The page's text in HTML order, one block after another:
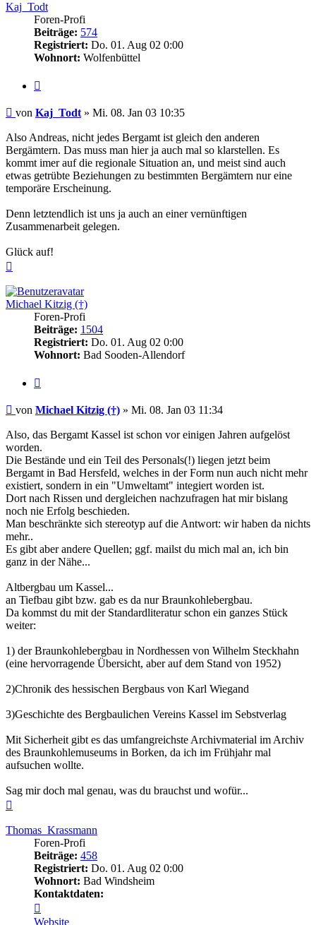
Kaj_Todt
Foren-Profi
Beiträge: 574
Registriert: Do. 01. Aug 02 0:00
Wohnort: Wolfenbüttel
Beitrag
von Kaj_Todt » Mi. 08. Jan 03 10:35
Also Andreas, nicht jedes Bergamt ist gleich den anderen
Bergämtern. Das muss man hier ja auch mal so klarstellen. Es
kommt imer auf die regionale Situation an, und meist sind auch
etwas getrübte Beziehungen zu bestimmten Bergämtern nur eine
temporäre Erscheinung.
Denn letztendlich ist uns ja auch an einer vernünftigen
Zusammenarbeit gelegen.
Glück auf!
Michael Kitzig (†)
Foren-Profi
Beiträge: 1504
Registriert: Do. 01. Aug 02 0:00
Wohnort: Bad Sooden-Allendorf
Beitrag
von Michael Kitzig (†) » Mi. 08. Jan 03 11:34
Also, das Bergamt Kassel ist schon vor einigen Jahren aufgelöst
worden.
Die Bestände und ein Teil des Personals(!) liegen jetzt beim
Bergamt in Bad Hersfeld, welches in der Form nun auch nicht mehr
existiert, sondern in ein "Umweltamt" integiert worden ist.
Dort nach Rissen und dergleichen nachzufragen hat mir bislang
noch nie Erfolg beschieden.
Man beschränkte sich stereotyp auf die Antwort: wir haben da nichts
mehr..
Es gibt aber andere Quellen; ggf. mailst du mich mal an, ich bin
ganz in der Nähe...
Altbergbau um Kassel...
an Tiefbau gibt bzw. gab es da nur Braunkohlebergbau.
Da kommst du mit der Standardliteratur schon ein ganzes Stück
weiter:
1) der Braunkohlebergbau in Nordhessen von Wilhelm Steckhahn
(eine hervorragende Übersicht, aber auf dem Stand von 1952)
2)Chronik des hessischen Bergbaus von Karl Wiegand
3)Geschichte des Bergbaulichen Vereins Kassel im Sebstverlag
Mit Sicherheit gibt es das umfangreichste Archivmaterial im Archiv
des Braunkohlemuseums in Borken, da ich im Frühjahr mal
aufsuchen wollte.
Sag mir doch mal genau, was du brauchst und wofür...
Thomas_Krassmann
Foren-Profi
Beiträge: 458
Registriert: Do. 01. Aug 02 0:00
Wohnort: Bad Windsheim
Kontaktdaten:
von
Website